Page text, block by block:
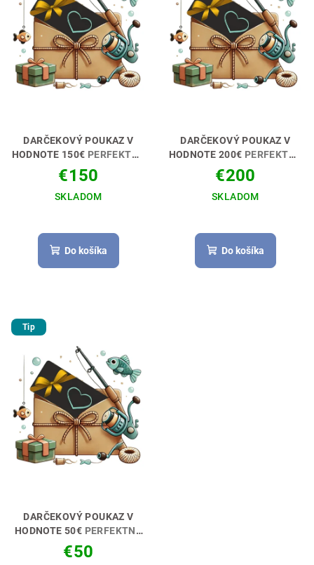
DARČEKOVÝ POUKAZ V
HODNOTE 150€ PERFEKTNÝ
DARČEK PRE RYBÁRA🎁💝
€150
SKLADOM
Do košíka
DARČEKOVÝ POUKAZ V
HODNOTE 200€ PERFEKTNÝ
DARČEK PRE RYBÁRA🎁💝
€200
SKLADOM
Do košíka
Tip
DARČEKOVÝ POUKAZ V
HODNOTE 50€ PERFEKTNÝ
DARČEK PRE RYBÁRA🎁💝
€50